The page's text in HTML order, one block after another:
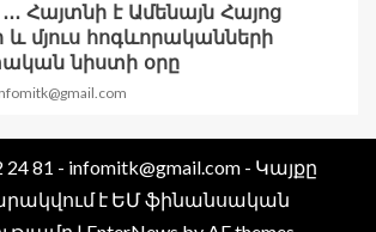
Հայտնի է Ամենայն Հայոց
մյուս հոգևորականների
նիստի օրը
24 81 - infomitk@gmail.com - Կայքը
է ԵՄ ֆինանսական